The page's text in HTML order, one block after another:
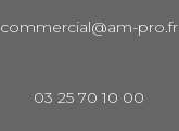
commercial@am-pro.fr
03 25 70 10 00